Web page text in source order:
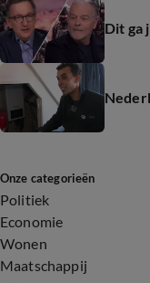
Dit ga
Onze categorieën
Politiek
Economie
Wonen
Maatschappij